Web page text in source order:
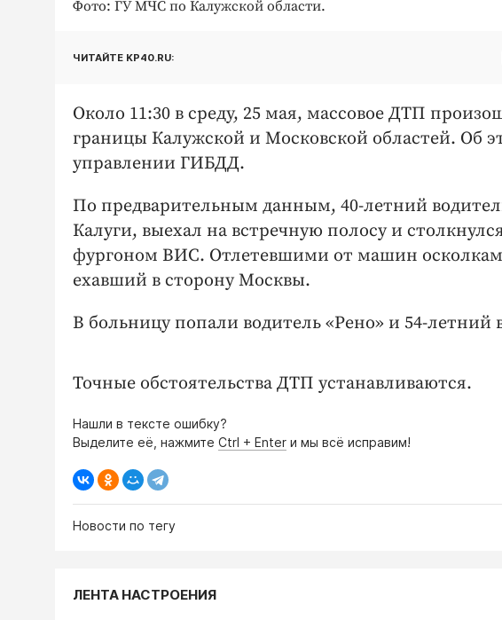
Фото: ГУ МЧС по Калужской области.
ЧИТАЙТЕ KP40.RU:
Около 11:30 в среду, 25 мая, массовое ДТП
границы Калужской и Московской областей. Об
управлении ГИБДД.
По предварительным данным, 40-летний
Калуги, выехал на встречную полосу и
фургоном ВИС. Отлетевшими от машин
ехавший в сторону Москвы.
В больницу попали водитель «Рено» и 54-летний
Точные обстоятельства ДТП устанавливаются.
Нашли в тексте ошибку?
Выделите её, нажмите Ctrl + Enter и мы всё исправим!
Новости по тегу
ЛЕНТА НАСТРОЕНИЯ